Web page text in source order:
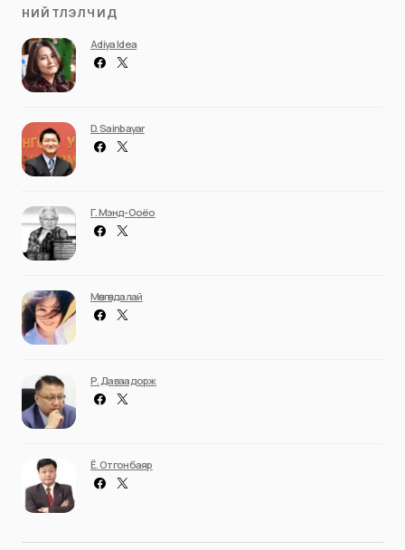
НИЙТЛЭЛЧИД
Adiya Idea
D. Sainbayar
Г. Мэнд-Ооёо
Мөнгөндалай
Р. Даваадорж
Ё. Отгонбаяр